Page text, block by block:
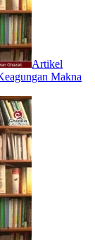
Artikel
Makna